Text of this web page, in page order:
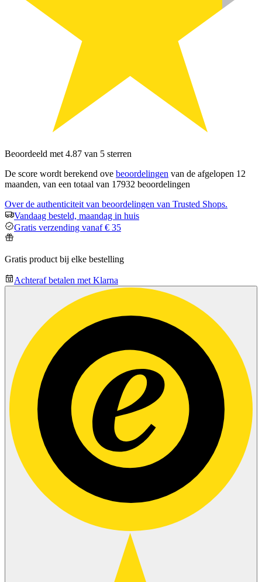
Beoordeeld met 4.87 van 5 sterren
De score wordt berekend ove beoordelingen van de afgelopen 12
maanden, van een totaal van 17932 beoordelingen
Over de authenticiteit van beoordelingen van Trusted Shops.
Vandaag besteld, maandag in huis
Gratis verzending vanaf € 35
Gratis product bij elke bestelling
Achteraf betalen met Klarna